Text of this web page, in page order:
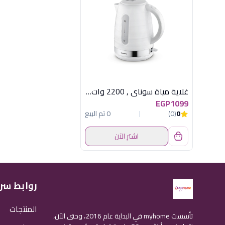
غلاية مياة سوناي , 2200 وات , 1.7 لتر, ابيض SH-3777
EGP1099
0
(0)
0 تم البيع
اشترِ الآن
تأسست myhome في البداية عام 2016، وحتى الآن،
روابط
المنتجات